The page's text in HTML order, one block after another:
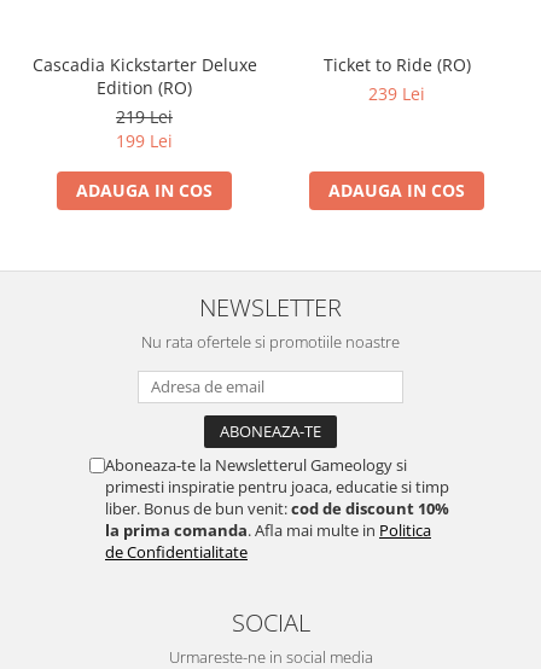
Cascadia Kickstarter Deluxe
Edition (RO)
219 Lei
199 Lei
ADAUGA IN COS
Ticket to Ride (RO)
239 Lei
ADAUGA IN COS
NEWSLETTER
Nu rata ofertele si promotiile noastre
Aboneaza-te la Newsletterul Gameology si
primesti inspiratie pentru joaca, educatie si timp
liber. Bonus de bun venit:cod de discount 10%
la prima comanda. Afla mai multe in Politica
de Confidentialitate
SOCIAL
Urmareste-ne in social media